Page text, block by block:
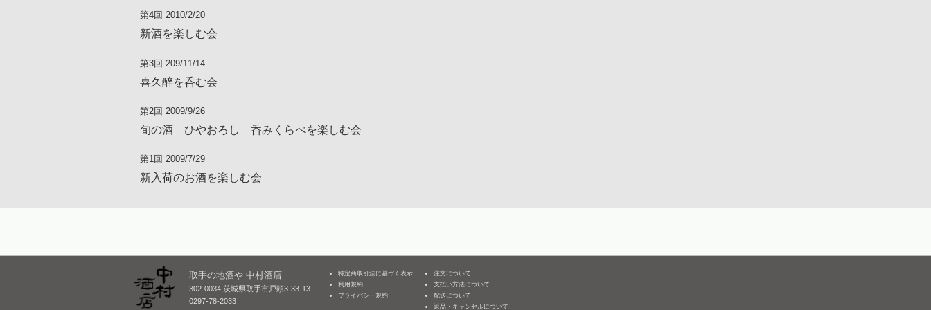
第4回 2010/2/20
新酒を楽しむ会
第3回 209/11/14
喜久醉を呑む会
第2回 2009/9/26
旬の酒 ひやおろし 呑みくらべを楽しむ会
第1回 2009/7/29
新入荷のお酒を楽しむ会
取手の地酒や 中村酒店
302-0034 茨城県取手市戸頭3-33-13
0297-78-2033
特定商取引法に基づく表示
利用規約
プライバシー規約
注文について
支払い方法について
配送について
返品・キャンセルについて